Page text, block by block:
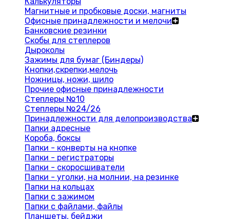
Магнитные и пробковые доски, магниты
Офисные принадлежности и мелочи
Банковские резинки
Скобы для степлеров
Дыроколы
Зажимы для бумаг (Биндеры)
Кнопки,скрепки,мелочь
Ножницы, ножи, шило
Прочие офисные принадлежности
Степлеры №10
Степлеры №24/26
Принадлежности для делопроизводства
Папки адресные
Короба, боксы
Папки - конверты на кнопке
Папки - регистраторы
Папки - скоросшиватели
Папки - уголки, на молнии, на резинке
Папки на кольцах
Папки с зажимом
Папки с файлами, файлы
Планшеты, бейджи